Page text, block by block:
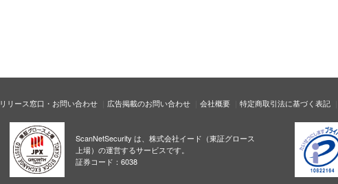
リリース窓口・お問い合わせ 広告掲載のお問い合わせ 会社概要 特定商取引法に基づく表記
ScanNetSecurity は、株式会社イード（東証グロース
上場）の運営するサービスです。
証券コード：6038